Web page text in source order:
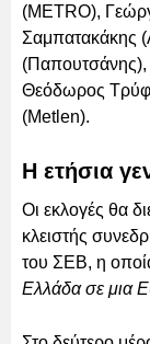
(METRO),
Σαμπατακάκης
(Παπουτσάνης),
Θεόδωρος
(Metlen).
Η ετήσια
Οι εκλογές θα
κλειστής
του ΣΕΒ, η
Ελλάδα σε μια